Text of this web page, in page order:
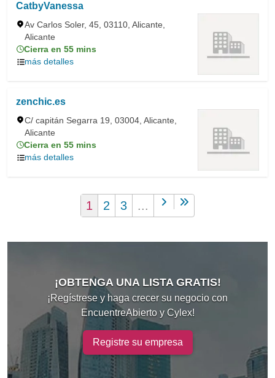
CatbyVanessa
Av Carlos Soler, 45, 03110, Alicante,
Alicante
Cierra en 55 mins
más detalles
zenchic.es
C/ capitán Segarra 19, 03004, Alicante,
Alicante
Cierra en 55 mins
más detalles
1 2 3 ...
¡OBTENGA UNA LISTA GRATIS!
¡Regístrese y haga crecer su negocio con
EncuentreAbierto y Cylex!
Registre su empresa